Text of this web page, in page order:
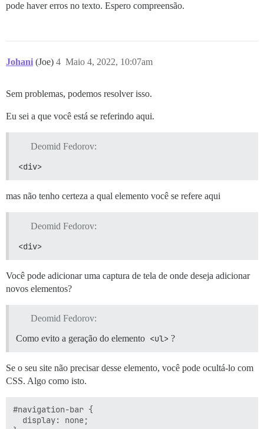
pode haver erros no texto. Espero compreensão.
Johani (Joe) Maio 4, 2022, 10:07am
4
Sem problemas, podemos resolver isso.
Eu sei a que você está se referindo aqui.
Deomid Fedorov:
<div>
mas não tenho certeza a qual elemento você se refere aqui
Deomid Fedorov:
<div>
Você pode adicionar uma captura de tela de onde deseja adicionar
novos elementos?
Deomid Fedorov:
Como evito a geração do elemento <ul> ?
Se o seu site não precisar desse elemento, você pode ocultá-lo com
CSS. Algo como isto.
#navigation-bar {
  display: none;